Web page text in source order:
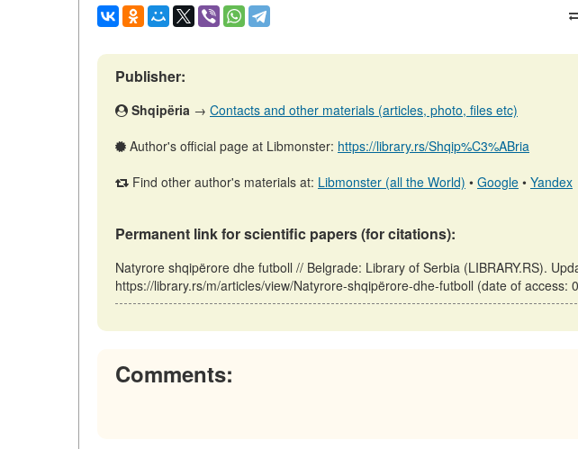
Publisher:
Shqipëria → Contacts and other materials (articles, photo, files etc)
Author's official page at Libmonster: https://library.rs/Shqip%C3%ABria
Find other author's materials at: Libmonster (all the World) • Google • Yandex
Permanent link for scientific papers (for citations):
Natyrore shqipërore dhe futboll // Belgrade: Library of Serbia (LIBRARY.RS).
https://library.rs/m/articles/view/Natyrore-shqipërore-dhe-futboll (date of access:
Comments: